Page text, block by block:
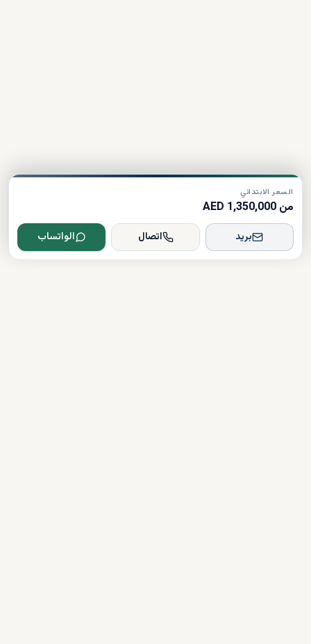
السعر الابتدائي
من 1,350,000 AED
بريد اتصال الواتساب